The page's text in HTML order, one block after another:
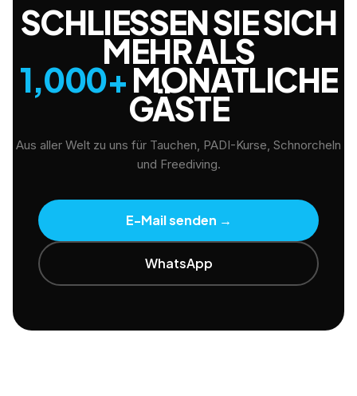
SCHLIESSEN SIE SICH M
EHR ALS
1,000+MONATLICHE
GÄSTE
Aus aller Welt zu uns für Tauchen, PADI-Kurse, Schnorcheln
und Freediving.
E-Mail senden →
WhatsApp